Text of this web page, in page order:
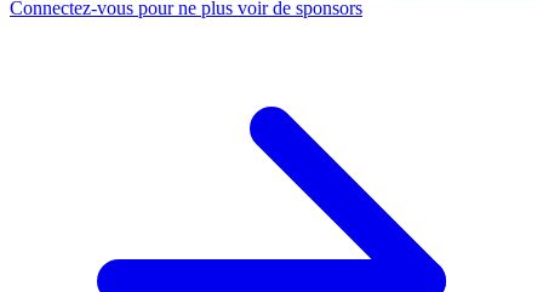
Connectez-vous pour ne plus voir de sponsors